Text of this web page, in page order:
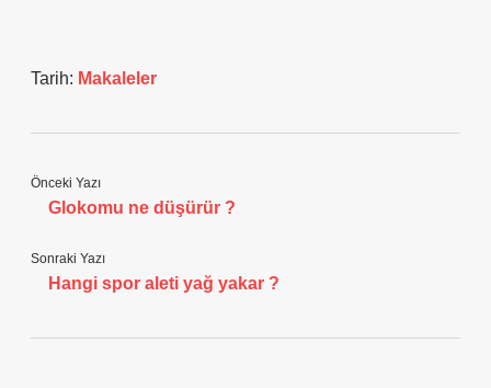
Tarih: Makaleler
Önceki Yazı
Glokomu ne düşürür ?
Sonraki Yazı
Hangi spor aleti yağ yakar ?